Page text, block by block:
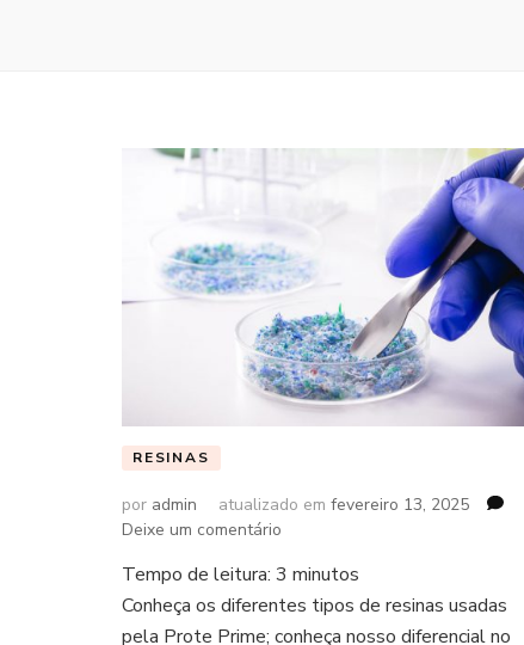
RESINAS
por admin atualizado em fevereiro 13, 2025
Deixe um comentário
Tempo de leitura: 3 minutos
Conheça os diferentes tipos de resinas usadas
pela Prote Prime; conheça nosso diferencial no